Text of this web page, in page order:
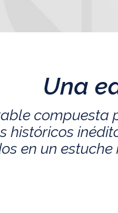
Una
compuesta
históricos
en un